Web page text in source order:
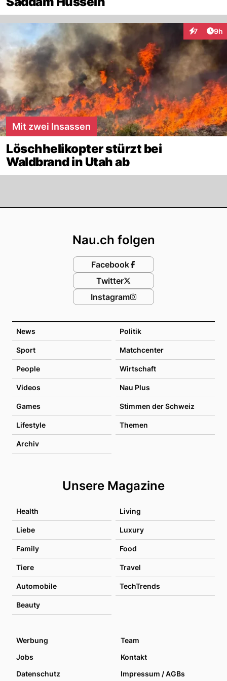
7 9h
Mit zwei Insassen
Löschhelikopter stürzt bei
Waldbrand in Utah ab
News Politik
Sport Matchcenter
People Wirtschaft
Videos Nau Plus
Games Stimmen der Schweiz
Lifestyle Themen
Archiv
Unsere Magazine
Health Living
Liebe Luxury
Family Food
Tiere Travel
Automobile TechTrends
Beauty
Nau.ch folgen
Facebook
Twitter
Instagram
Werbung
Team
Jobs
Kontakt
Datenschutz
Impressum / AGBs